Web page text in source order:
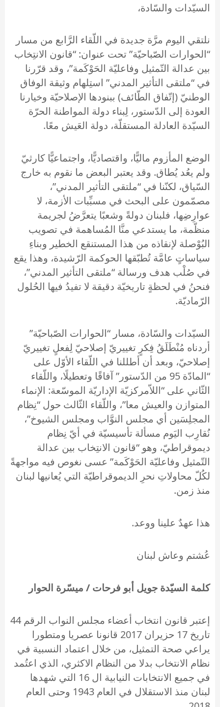
السيّدات والسّادة،
نلتقي اليوم مرَّة جديدة في اللّقاء الرَّابع من مسار
“الحوارات الصّباحيّة” تحت عنوان: “قانون الانتِخاب
بين عدالة التّمثيل وفاعليّة الحَوْكَمة”، وقد قرّرنا
في “ملتقى التأثير المدني” استِلهام وثيقة الوفاق
الوطنيّ (إتّفاق الطّائف) ببنودها الإصلاحيّة وخيارنا
العودة إلى الدّستور، لِبناء دولة المواطنة الحرّة
السيّدة العادلة المستقلّة، دولة العَيش معًا.
الوضع المأزوم ماليًّا، واقتصاديًّا، واجتماعيًّا كارثيّ
ولم يعُد يُطاق. وقد يعتبر البعض ما نقوم به خارج
السّياق، لكنّنا في “ملتقى التأثير المدني”،
مصمّمون على البحث في مسبِّبات الأزمة، لا
عوارِضِها، فلبنان دولةً وشعبًا يتعرَّضُ لجريمة
منظّمة، ما يستدعي منَّا المُساهمة في تصويب
البُوْصلة لإنقاذه من هذا المستنقع الخطير وبناءِ
سياساتٍ عامَّة تُطبّقها الحوكمة الرّشيدة، وهذا يقع
في صُلْب هدف ورسالة “ملتقى التأثير المدني”،
فنحنُ في لحظةٍ تاريخيّة دقيقة لا تفيدُ فيها الحُلول
الرّماديّة.
السيّدات والسّادة، مسار “الحوارات الصّباحيّة”
أردناه مُنْطَلَقُ فِكرٍ تغييريّ إصلاحيّ لِفعلٍ تغييريّ
إصلاحيّ، وبعد أن أطللنا في اللّقاء الأوّل على
“المادّة 95 من الدّستور” آفاقًا وتعطيلًا، واللّقاء
الثّاني على “اللاّمركزيّة الإداريّة الموسّعة: الإنماء
المتوازن والعيش معا”، واللّقاء الثّالث حول “نِظام
المجلِسَين أي مجلس النوَّاب ومجلس الشيوخ”،
نُقارِب اليَوم مسألة تأسيسيّة في أيّ نِظام
ديموقراطيّ، وهو “قانون الانتِخاب بين عدالة
التّمثيل وفاعليّة الحَوْكَمة” عسى نغوص فيه مواجهةً
لكُلّ محاولاتِ نحرِ الديموقراطيّة التي يُعانيها لبنان
منذ زمن.
هذا عهدٌ علينا ووعد.
عُشتم وعاش لبنان
كلمة السيّدة جويل أبو فرحات / ميسّرة الحوار
إعتبر قانون انتخاب أعضاء مجلس النواب الرقم 44
تاريخ 17 حزيران 2017 قانونا عصريا ومتطورا
يراعي صحة التمثيل، من خلال اعتماد النسبية في
نظام الانتخاب بدلا من النظام الاكثري، الذي اعتُمد
في جميع الانتخابات النيابية ال 16 التي شهدها
لبنان منذ الاستقلال في العام 1943 وحتى العام